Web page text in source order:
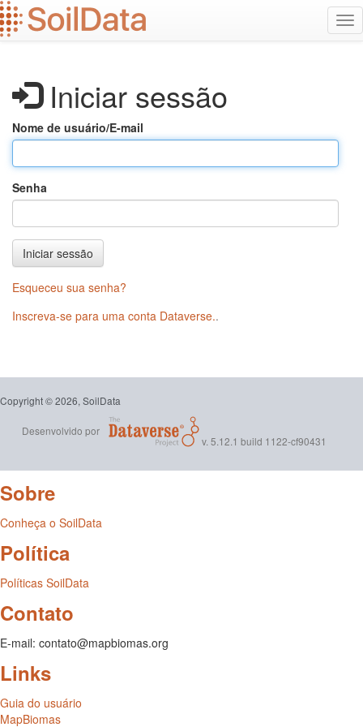
Ir
para
o
Iniciar sessão
Nome de usuário/E-mail
Senha
Iniciar sessão
Esqueceu sua senha?
Inscreva-se para uma conta Dataverse..
Copyright © 2026, SoilData
Desenvolvido por
v. 5.12.1 build 1122-cf90431
Sobre
Conheça o SoilData
Política
Políticas SoilData
Contato
E-mail: contato@mapbiomas.org
Links
Guia do usuário
MapBiomas